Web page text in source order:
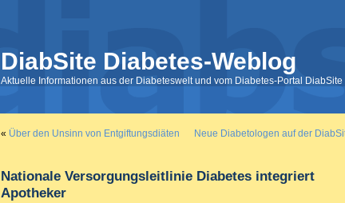
DiabSite Diabetes-Weblog
Aktuelle Informationen aus der Diabeteswelt und vom Diabetes-Portal DiabSite
« Über den Unsinn von Entgiftungsdiäten Neue Diabetologen auf der
Nationale Versorgungsleitlinie Diabetes integriert
Apotheker